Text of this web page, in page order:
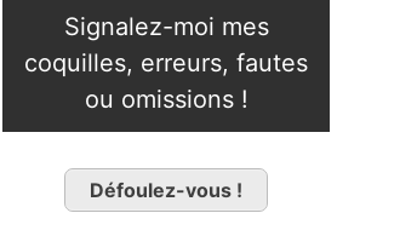
Signalez-moi mes
coquilles, erreurs, fautes
ou omissions !
Défoulez-vous !